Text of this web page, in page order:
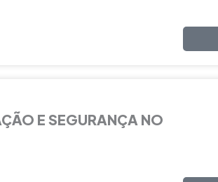
E SEGURANÇA NO